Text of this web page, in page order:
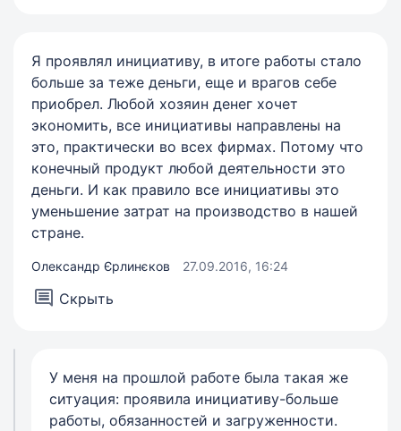
Я проявлял инициативу, в итоге работы стало
больше за теже деньги, еще и врагов себе
приобрел. Любой хозяин денег хочет
экономить, все инициативы направлены на
это, практически во всех фирмах. Потому что
конечный продукт любой деятельности это
деньги. И как правило все инициативы это
уменьшение затрат на производство в нашей
стране.
Олександр Єрлинєков 27.09.2016, 16:24
Скрыть
У меня на прошлой работе была такая же
ситуация: проявила инициативу-больше
работы, обязанностей и загруженности.